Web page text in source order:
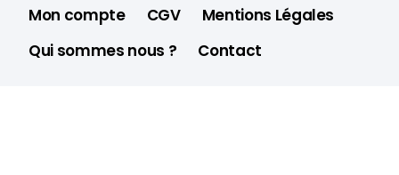
Mon compte CGV
Mentions Légales
Qui sommes nous ?
Contact